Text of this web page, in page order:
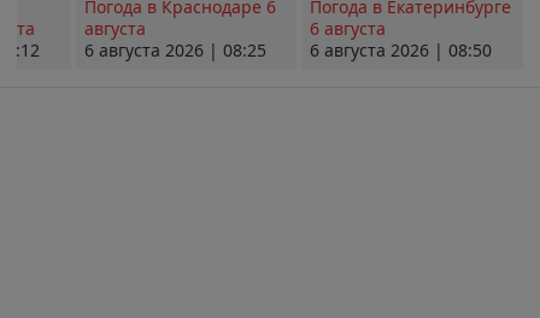
Погода в Краснодаре 6
августа
6 августа 2026 | 08:25
Погода в Екатеринбурге
6 августа
6 августа 2026 | 08:50